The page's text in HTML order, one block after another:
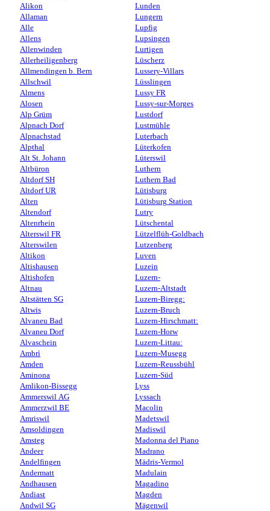
Alikon
Allaman
Alle
Allens
Allenwinden
Allerheiligenberg
Allmendingen b. Bern
Allschwil
Almens
Alosen
Alp Grüm
Alpnach Dorf
Alpnachstad
Alpthal
Alt St. Johann
Altbüron
Altdorf SH
Altdorf UR
Alten
Altendorf
Altenrhein
Alterswil FR
Alterswilen
Altikon
Altishausen
Altishofen
Altnau
Altstätten SG
Altwis
Alvaneu Bad
Alvaneu Dorf
Alvaschein
Ambrì
Amden
Aminona
Amlikon-Bissegg
Ammerswil AG
Ammerzwil BE
Amriswil
Amsoldingen
Amsteg
Andeer
Andelfingen
Andermatt
Andhausen
Andiast
Andwil SG
Lunden
Lungern
Lupfig
Lupsingen
Lurtigen
Lüscherz
Lussery-Villars
Lüsslingen
Lussy FR
Lussy-sur-Morges
Lustdorf
Lustmühle
Luterbach
Lüterkofen
Lüterswil
Luthern
Luthern Bad
Lütisburg
Lütisburg Station
Lutry
Lütschental
Lützelflüh-Goldbach
Lutzenberg
Luven
Luzein
Luzern-
Luzern-Altstadt
Luzern-Biregg:
Luzern-Bruch
Luzern-Hirschmatt:
Luzern-Horw
Luzern-Littau:
Luzern-Musegg
Luzern-Reussbühl
Luzern-Süd
Lyss
Lyssach
Macolin
Madetswil
Madiswil
Madonna del Piano
Madrano
Mädris-Vermol
Madulain
Magadino
Magden
Mägenwil